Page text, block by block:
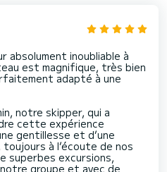
absolument inoubliable à
est magnifique, très bien
adapté à une
notre skipper, qui a
cette expérience
gentillesse et d’une
à l’écoute de nos
superbes excursions,
groupe et avec de